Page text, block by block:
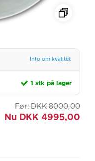
Info om kvalitet
1 stk på lager
Før: DKK 8000,00
Nu DKK 4995,00